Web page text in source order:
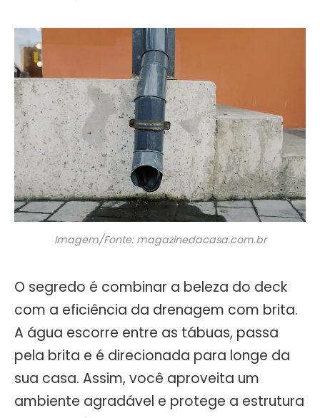
Imagem/Fonte: magazinedacasa.com.br
O segredo é combinar a beleza do deck
com a eficiência da drenagem com brita.
A água escorre entre as tábuas, passa
pela brita e é direcionada para longe da
sua casa. Assim, você aproveita um
ambiente agradável e protege a estrutura